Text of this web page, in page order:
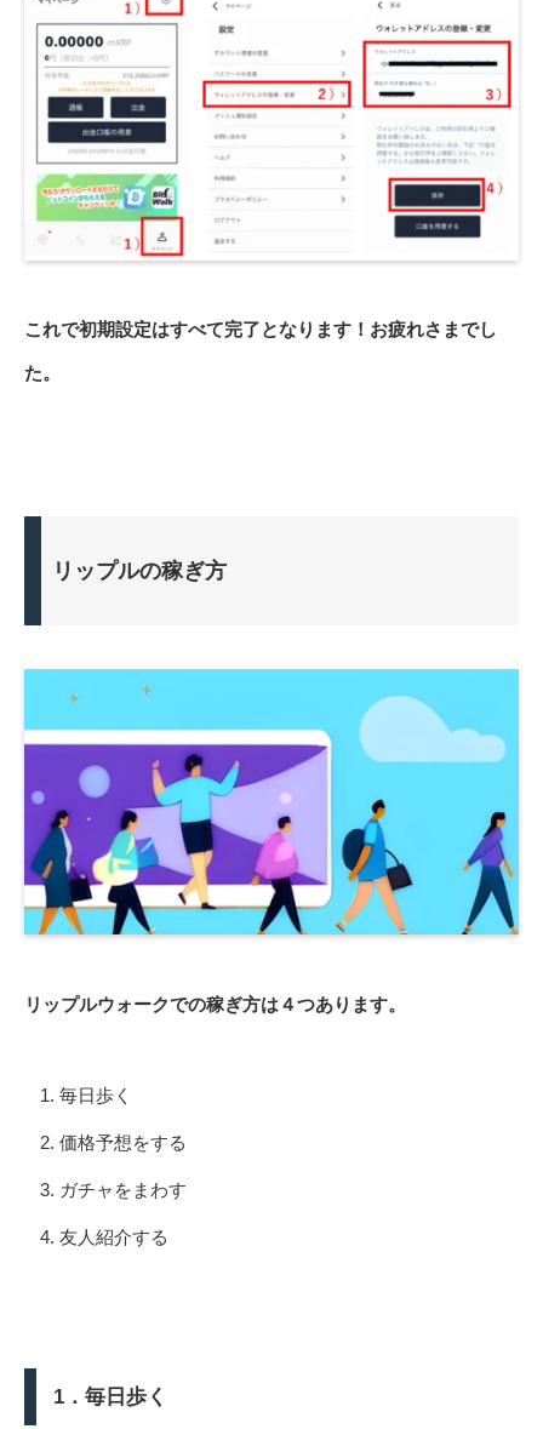
これで初期設定はすべて完了となります！お疲れさまでし
た。
リップルの稼ぎ方
リップルウォークでの稼ぎ方は４つあります。
毎日歩く
価格予想をする
ガチャをまわす
友人紹介する
1．毎日歩く